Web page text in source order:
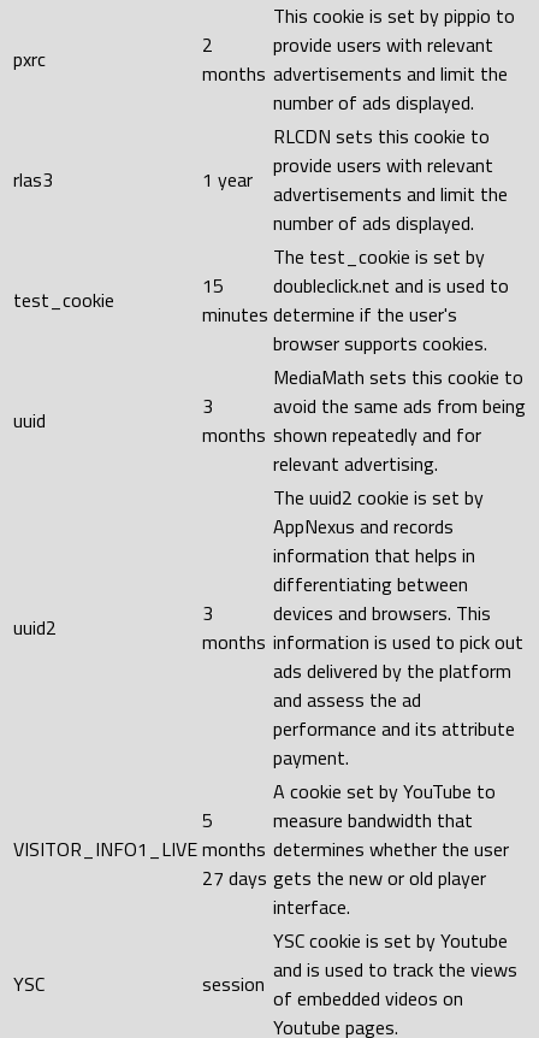
pxrc
2
months
This cookie is set by pippio to
provide users with relevant
advertisements and limit the
number of ads displayed.
rlas3 1 year
RLCDN sets this cookie to
provide users with relevant
advertisements and limit the
number of ads displayed.
test_cookie
15
minutes
The test_cookie is set by
doubleclick.net and is used to
determine if the user's
browser supports cookies.
uuid
3
months
MediaMath sets this cookie to
avoid the same ads from being
shown repeatedly and for
relevant advertising.
uuid2
3
months
The uuid2 cookie is set by
AppNexus and records
information that helps in
differentiating between
devices and browsers. This
information is used to pick out
ads delivered by the platform
and assess the ad
performance and its attribute
payment.
VISITOR_INFO1_LIVE
5
months
27 days
A cookie set by YouTube to
measure bandwidth that
determines whether the user
gets the new or old player
interface.
YSC session
YSC cookie is set by Youtube
and is used to track the views
of embedded videos on
Youtube pages.